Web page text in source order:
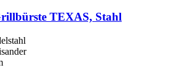
TEXAS, Stahl